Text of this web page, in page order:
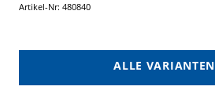
Artikel-Nr: 480840
ALLE VARIANTEN